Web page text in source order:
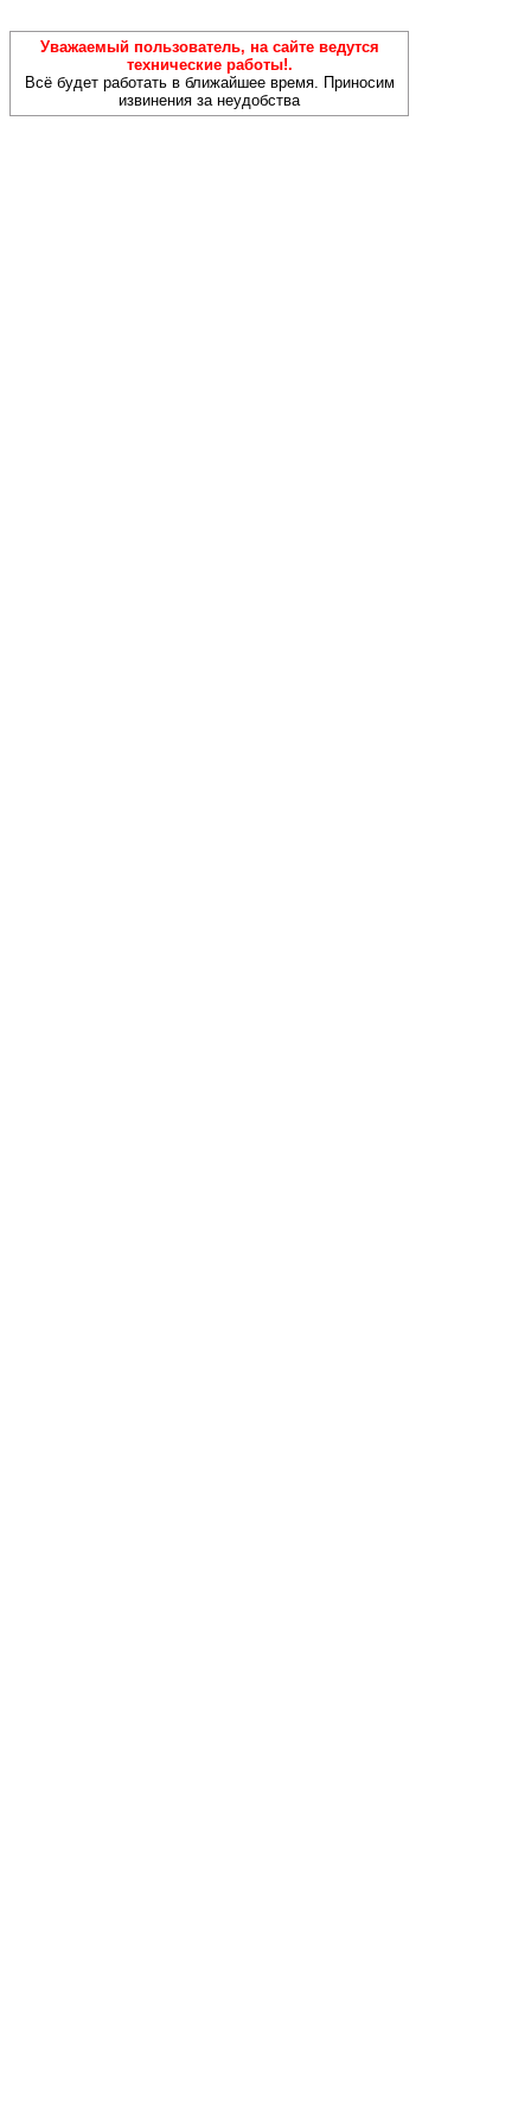
Уважаемый пользователь, на сайте ведутся
технические работы!.
Всё будет работать в ближайшее время. Приносим
извинения за неудобства